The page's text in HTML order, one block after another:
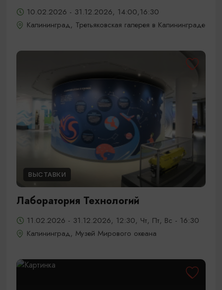
10.02.2026 - 31.12.2026, 14:00,16:30
Калининград, Третьяковская галерея в Калининграде
ВЫСТАВКИ
Лаборатория Технологий
11.02.2026 - 31.12.2026, 12:30, Чт, Пт, Вс - 16:30
Калининград, Музей Мирового океана